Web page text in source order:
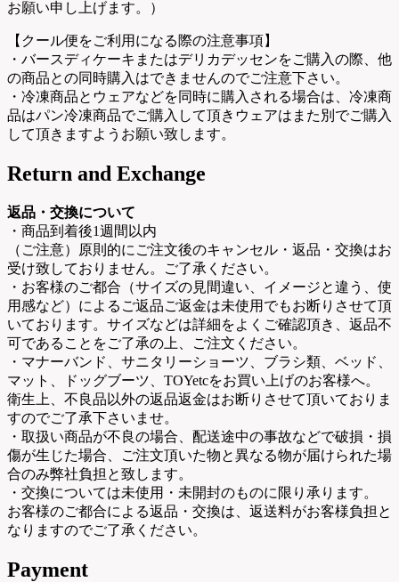
お願い申し上げます。）
【クール便をご利用になる際の注意事項】
・バースディケーキまたはデリカデッセンをご購入の際、他
の商品との同時購入はできませんのでご注意下さい。
・冷凍商品とウェアなどを同時に購入される場合は、冷凍商
品はパン冷凍商品でご購入して頂きウェアはまた別でご購入
して頂きますようお願い致します。
Return and Exchange
返品・交換について
・商品到着後1週間以内
（ご注意）原則的にご注文後のキャンセル・返品・交換はお
受け致しておりません。ご了承ください。
・お客様のご都合（サイズの見間違い、イメージと違う、使
用感など）によるご返品ご返金は未使用でもお断りさせて頂
いております。サイズなどは詳細をよくご確認頂き、返品不
可であることをご了承の上、ご注文ください。
・マナーバンド、サニタリーショーツ、ブラシ類、ベッド、
マット、ドッグブーツ、TOYetcをお買い上げのお客様へ。
衛生上、不良品以外の返品返金はお断りさせて頂いておりま
すのでご了承下さいませ。
・取扱い商品が不良の場合、配送途中の事故などで破損・損
傷が生じた場合、ご注文頂いた物と異なる物が届けられた場
合のみ弊社負担と致します。
・交換については未使用・未開封のものに限り承ります。
お客様のご都合による返品・交換は、返送料がお客様負担と
なりますのでご了承ください。
Payment